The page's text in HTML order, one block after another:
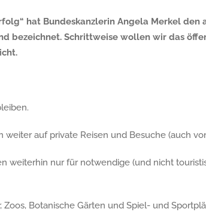
hat Bundeskanzlerin Angela Merkel
bezeichnet. Schrittweise wollen wir das
weiter auf private Reisen und Besuche (auch
weiterhin nur für notwendige (und nicht
Zoos, Botanische Gärten und Spiel- und